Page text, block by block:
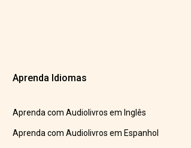
Aprenda Idiomas
Aprenda com Audiolivros em Inglês
Aprenda com Audiolivros em Espanhol